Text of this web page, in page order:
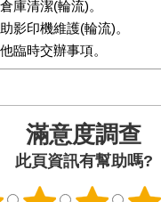
庫清潔(輪流)。
影印機維護(輪流)。
臨時交辦事項。
滿意度調查
此頁資訊有幫助嗎?